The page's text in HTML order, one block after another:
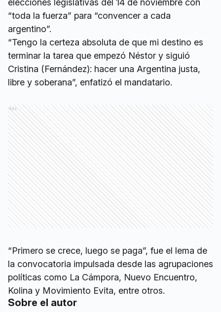
elecciones legislativas del 14 de noviembre con
“toda la fuerza” para “convencer a cada
argentino”.
“Tengo la certeza absoluta de que mi destino es
terminar la tarea que empezó Néstor y siguió
Cristina (Fernández): hacer una Argentina justa,
libre y soberana”, enfatizó el mandatario.
Ads
“Primero se crece, luego se paga”, fue el lema de
la convocatoria impulsada desde las agrupaciones
políticas como La Cámpora, Nuevo Encuentro,
Kolina y Movimiento Evita, entre otros.
Sobre el autor